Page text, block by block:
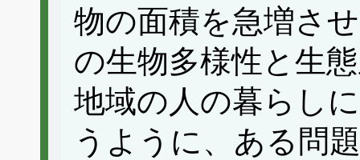
物の面積を急増さ
の生物多様性と生
地域の人の暮らし
うように、ある問